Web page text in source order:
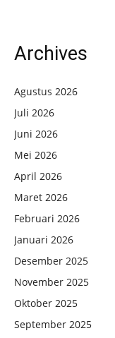
Archives
Agustus 2026
Juli 2026
Juni 2026
Mei 2026
April 2026
Maret 2026
Februari 2026
Januari 2026
Desember 2025
November 2025
Oktober 2025
September 2025